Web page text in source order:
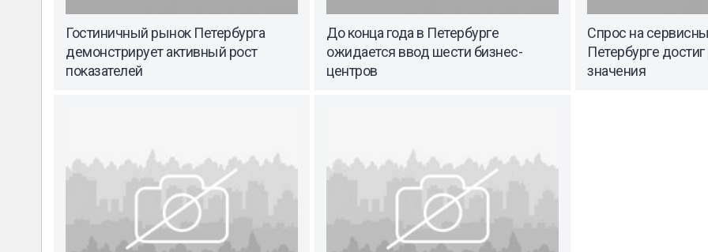
Гостиничный рынок Петербурга
демонстрирует активный рост
показателей
До конца года в Петербурге
ожидается ввод шести бизнес-
центров
Спрос на
Петербурге
значения